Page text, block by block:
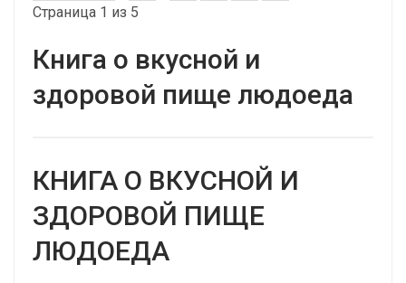
Страница 1 из 5
Книга о вкусной и
здоровой пище людоеда
КНИГА О ВКУСНОЙ И
ЗДОРОВОЙ ПИЩЕ
ЛЮДОЕДА